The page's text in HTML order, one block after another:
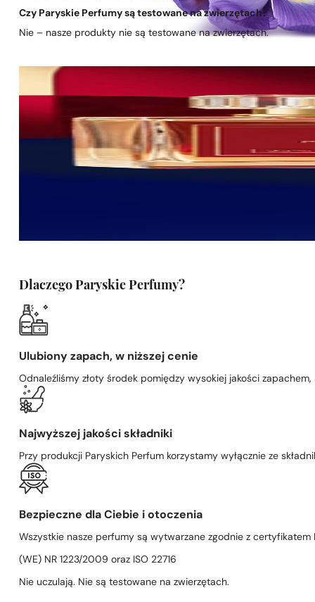
Czy Paryskie Perfumy są testowane na zwierzętach?
Nie – nasze produkty nie są testowane na zwierzętach.
Dlaczego Paryskie Perfumy?
Ulubiony zapach, w niższej cenie
Odnaleźliśmy złoty środek pomiędzy wysokiej jakości
Najwyższej jakości składniki
Przy produkcji Paryskich Perfum korzystamy wyłącznie ze
Bezpieczne dla Ciebie i otoczenia
Wszystkie nasze perfumy są wytwarzane zgodnie z certyfikatem
(WE) NR 1223/2009 oraz ISO 22716
Nie uczulają. Nie są testowane na zwierzętach.